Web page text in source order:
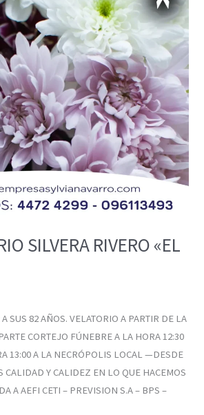
SILVERA RIVERO «EL
SUS 82 AÑOS. VELATORIO A PARTIR DE LA
CORTEJO FÚNEBRE A LA HORA 12:30
13:00 A LA NECRÓPOLIS LOCAL —DESDE
Y CALIDEZ EN LO QUE HACEMOS
A AEFI CETI – PREVISION S.A – BPS –